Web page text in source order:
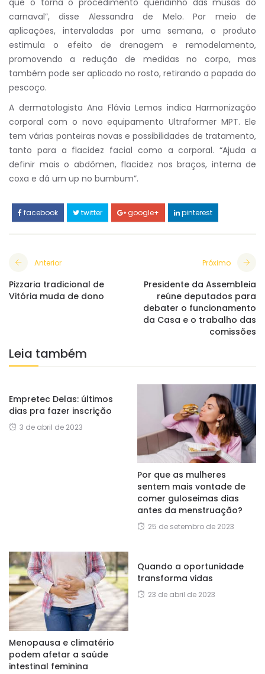
que o torna o procedimento queridinho das musas do
carnaval”, disse Alessandra de Melo. Por meio de
aplicações, intervaladas por uma semana, o produto
estimula o efeito de drenagem e remodelamento,
promovendo a redução de medidas no corpo, mas
também pode ser aplicado no rosto, retirando a papada do
pescoço.
A dermatologista Ana Flávia Lemos indica Harmonização
corporal com o novo equipamento Ultraformer MPT. Ele
tem várias ponteiras novas e possibilidades de tratamento,
tanto para a flacidez facial como a corporal. “Ajuda a
definir mais o abdômen, flacidez nos braços, interna de
coxa e dá um up no bumbum”.
facebook twitter google+ pinterest
Anterior
Pizzaria tradicional de
Vitória muda de dono
Próximo
Presidente da Assembleia
reúne deputados para
debater o funcionamento
da Casa e o trabalho das
comissões
Leia também
Empretec Delas: últimos
dias pra fazer inscrição
3 de abril de 2023
Por que as mulheres
sentem mais vontade de
comer guloseimas dias
antes da menstruação?
25 de setembro de 2023
Menopausa e climatério
podem afetar a saúde
intestinal feminina
Quando a oportunidade
transforma vidas
23 de abril de 2023